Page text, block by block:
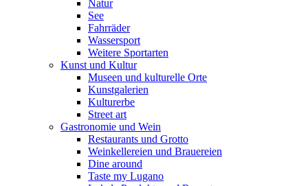
Natur
See
Fahrräder
Wassersport
Weitere Sportarten
Kunst und Kultur
Museen und kulturelle Orte
Kunstgalerien
Kulturerbe
Street art
Gastronomie und Wein
Restaurants und Grotto
Weinkellereien und Brauereien
Dine around
Taste my Lugano